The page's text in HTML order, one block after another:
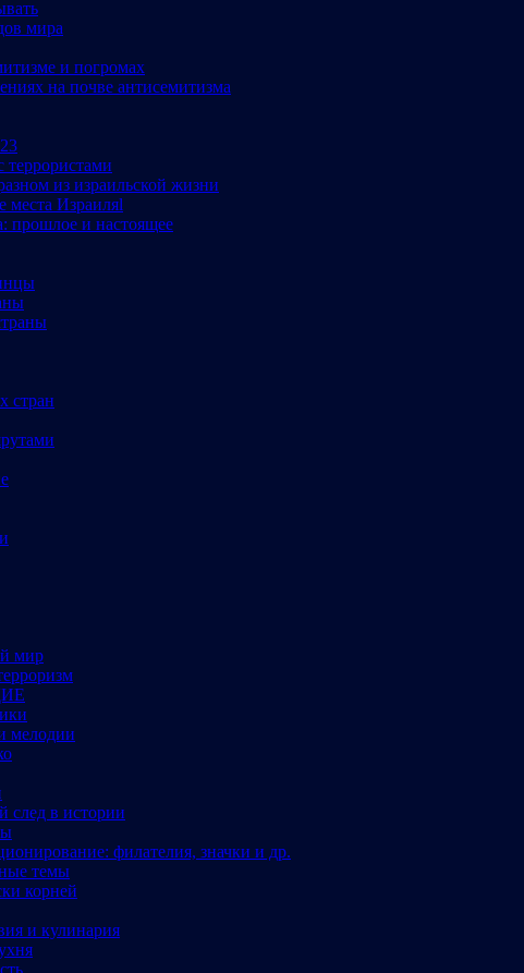
мира
и погромах
на почве антисемитизма
террористами
из израильской жизни
места Израиляl
прошлое и настоящее
стран
мир
мелодии
след в истории
филателия, значки и др.
темы
корней
и кулинария